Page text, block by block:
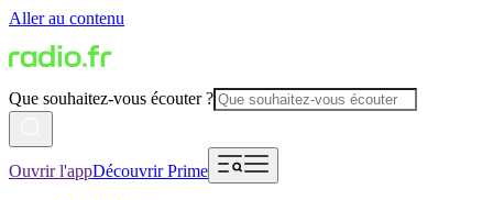
Aller au contenu
Que souhaitez-vous écouter ?
Ouvrir l'appDécouvrir Prime